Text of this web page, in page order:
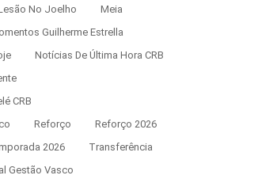
No Joelho
Meia
Guilherme Estrella
Notícias De Última Hora CRB
CRB
Reforço
Reforço 2026
2026
Transferência
Gestão Vasco